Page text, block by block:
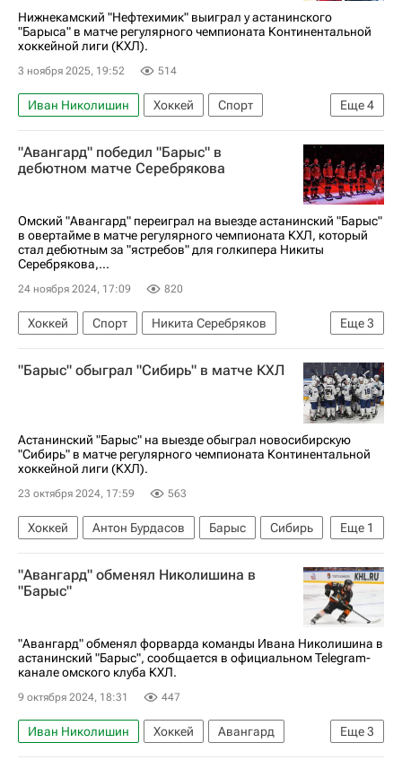
Нижнекамский "Нефтехимик" выиграл у астанинского
"Барыса" в матче регулярного чемпионата Континентальной
хоккейной лиги (КХЛ).
3 ноября 2025, 19:52 514
Еще4
Иван Николишин Хоккей
Спорт
Кирилл Панюков
Барыс
Нефтехимик
КХЛ 2025-2026
"Авангард" победил "Барыс" в
дебютном матче Серебрякова
Омский "Авангард" переиграл на выезде астанинский "Барыс"
в овертайме в матче регулярного чемпионата КХЛ, который
стал дебютным за "ястребов" для голкипера Никиты
Серебрякова,...
24 ноября 2024, 17:09 820
Еще3
Хоккей Спорт
Никита Серебряков
Авангард
Барыс КХЛ 2025-2026
"Барыс" обыграл "Сибирь" в матче КХЛ
Астанинский "Барыс" на выезде обыграл новосибирскую
"Сибирь" в матче регулярного чемпионата Континентальной
хоккейной лиги (КХЛ).
23 октября 2024, 17:59 563
Еще 1
Хоккей Антон Бурдасов Барыс
Сибирь
КХЛ 2025-2026
"Авангард" обменял Николишина в
"Барыс"
"Авангард" обменял форварда команды Ивана Николишина в
астанинский "Барыс", сообщается в официальном Telegram-
канале омского клуба КХЛ.
9 октября 2024, 18:31 447
Еще3
Иван Николишин Хоккей
Авангард
Барыс
Давид Скленичка КХЛ 2025-2026